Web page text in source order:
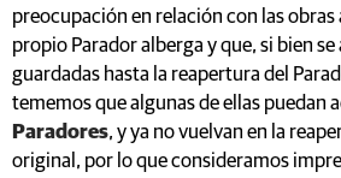
preocupación en relación con las obras
propio Parador alberga y que, si bien
guardadas hasta la reapertura del
tememos que algunas de ellas puedan
Paradores, y ya no vuelvan en la
original, por lo que consideramos